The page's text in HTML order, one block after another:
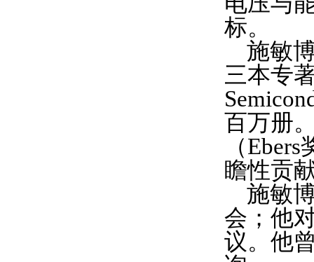
标。
施敏
三本专
百万册
（Ebers
瞻性贡
施敏
会；他
议。他